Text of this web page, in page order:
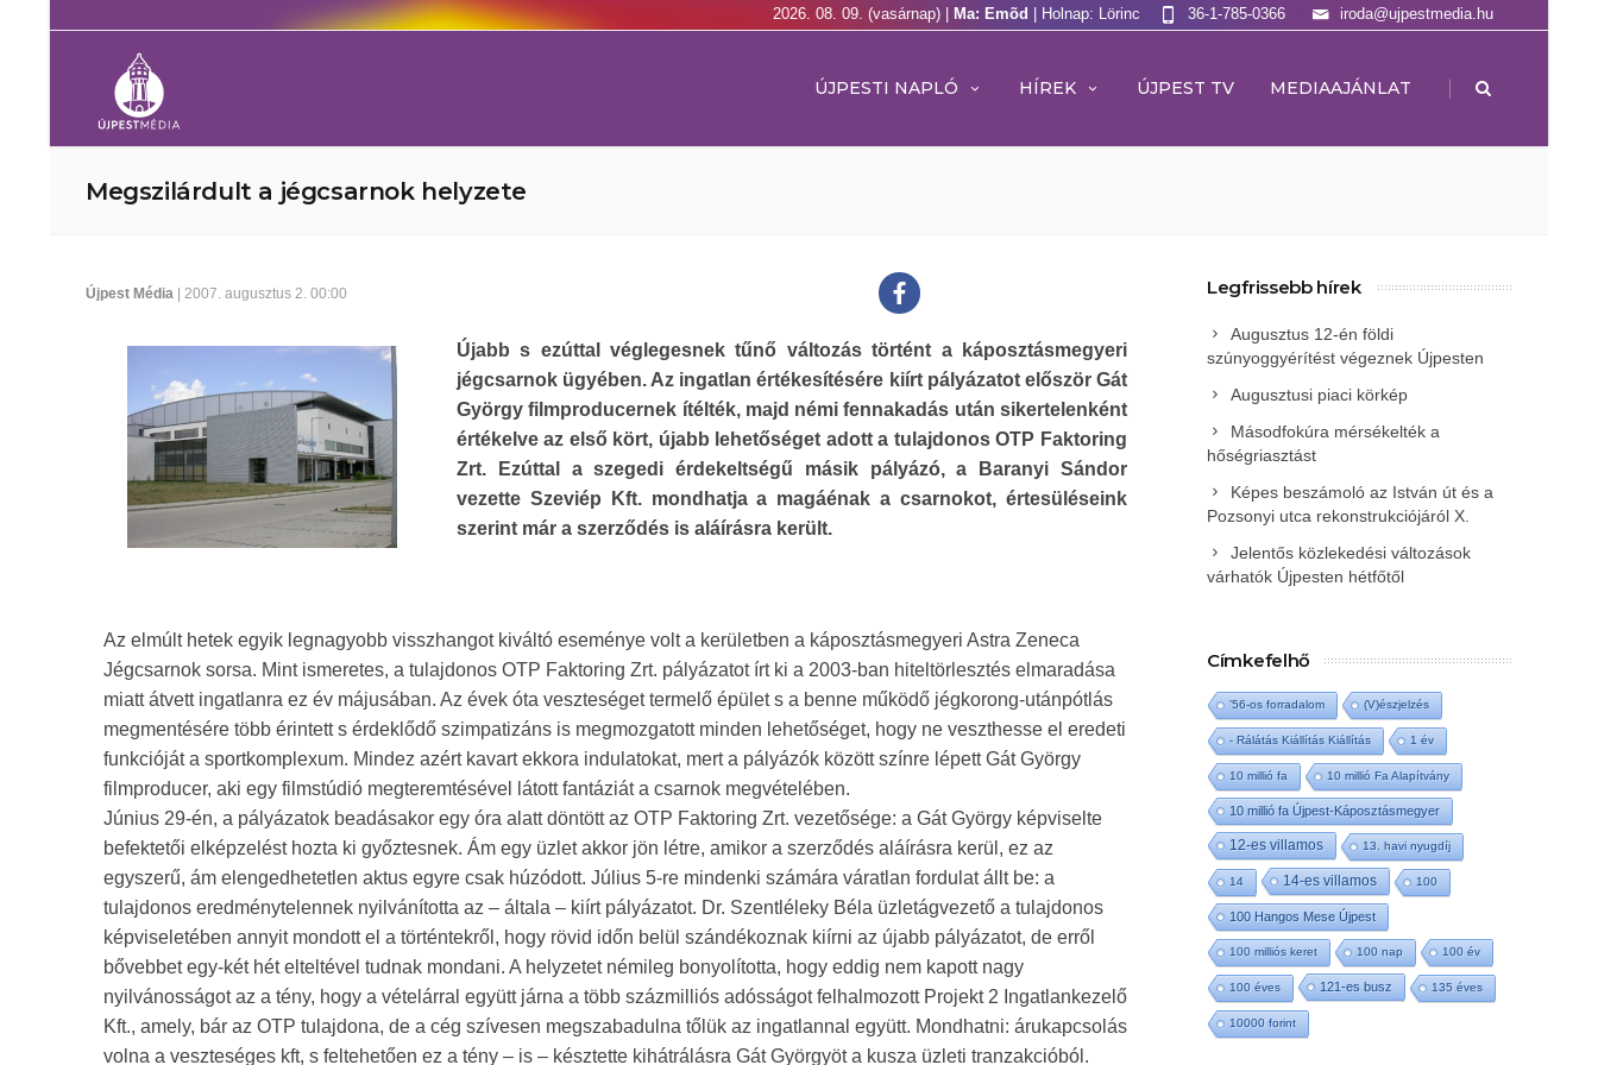
2026. 08. 09. (vasárnap) | Ma: Emõd | Holnap: Lörinc iroda@ujpestmedia.hu
36-1-785-0366
ÚJPESTI NAPLÓ HÍREK ÚJPEST TV MEDIAAJÁNLAT |
Megszilárdult a jégcsarnok helyzete
Újpest Média | 2007. augusztus 2. 00:00
Újabb s ezúttal véglegesnek tűnő változás történt a káposztásmegyeri
jégcsarnok ügyében. Az ingatlan értékesítésére kiírt pályázatot először Gát
György filmproducernek ítélték, majd némi fennakadás után sikertelenként
értékelve az első kört, újabb lehetőséget adott a tulajdonos OTP Faktoring
Zrt. Ezúttal a szegedi érdekeltségű másik pályázó, a Baranyi Sándor
vezette Szeviép Kft. mondhatja a magáénak a csarnokot, értesüléseink
szerint már a szerződés is aláírásra került.
Az elmúlt hetek egyik legnagyobb visszhangot kiváltó eseménye volt a kerületben a káposztásmegyeri Astra Zeneca
Jégcsarnok sorsa. Mint ismeretes, a tulajdonos OTP Faktoring Zrt. pályázatot írt ki a 2003-ban hiteltörlesztés elmaradása
miatt átvett ingatlanra ez év májusában. Az évek óta veszteséget termelő épület s a benne működő jégkorong-utánpótlás
megmentésére több érintett s érdeklődő szimpatizáns is megmozgatott minden lehetőséget, hogy ne veszthesse el eredeti
funkcióját a sportkomplexum. Mindez azért kavart ekkora indulatokat, mert a pályázók között színre lépett Gát György
filmproducer, aki egy filmstúdió megteremtésével látott fantáziát a csarnok megvételében.
Június 29-én, a pályázatok beadásakor egy óra alatt döntött az OTP Faktoring Zrt. vezetősége: a Gát György képviselte
befektetői elképzelést hozta ki győztesnek. Ám egy üzlet akkor jön létre, amikor a szerződés aláírásra kerül, ez az
egyszerű, ám elengedhetetlen aktus egyre csak húzódott. Július 5-re mindenki számára váratlan fordulat állt be: a
tulajdonos eredménytelennek nyilvánította az – általa – kiírt pályázatot. Dr. Szentléleky Béla üzletágvezető a tulajdonos
képviseletében annyit mondott el a történtekről, hogy rövid időn belül szándékoznak kiírni az újabb pályázatot, de erről
bővebbet egy-két hét elteltével tudnak mondani. A helyzetet némileg bonyolította, hogy eddig nem kapott nagy
nyilvánosságot az a tény, hogy a vételárral együtt járna a több százmilliós adósságot felhalmozott Projekt 2 Ingatlankezelő
Kft., amely, bár az OTP tulajdona, de a cég szívesen megszabadulna tőlük az ingatlannal együtt. Mondhatni: árukapcsolás
volna a veszteséges kft, s feltehetően ez a tény – is – késztette kihátrálásra Gát Györgyöt a kusza üzleti tranzakcióból.
Legfrissebb hírek
Augusztus 12-én földi
szúnyoggyérítést végeznek Újpesten
Augusztusi piaci körkép
Másodfokúra mérsékelték a
hőségriasztást
Képes beszámoló az István út és a
Pozsonyi utca rekonstrukciójáról X.
Jelentős közlekedési változások
várhatók Újpesten hétfőtől
Címkefelhő
'56-os forradalom (V)észjelzés
- Rálátás Kiállítás Kiállítás 1 év
10 millió fa 10 millió Fa Alapítvány
10 millió fa Újpest-Káposztásmegyer
12-es villamos 13. havi nyugdíj
14 14-es villamos 100
100 Hangos Mese Újpest
100 milliós keret 100 nap 100 év
100 éves 121-es busz 135 éves
10000 forint